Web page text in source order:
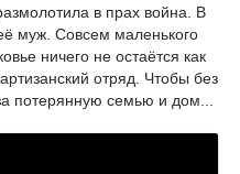
в прах война. В
муж. Совсем маленького
ничего не остаётся как
отряд. Чтобы без
потерянную семью и дом...